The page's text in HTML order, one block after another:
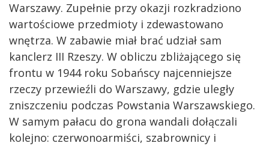
Warszawy. Zupełnie przy okazji rozkradziono
wartościowe przedmioty i zdewastowano
wnętrza. W zabawie miał brać udział sam
kanclerz III Rzeszy. W obliczu zbliżającego się
frontu w 1944 roku Sobańscy najcenniejsze
rzeczy przewieźli do Warszawy, gdzie uległy
zniszczeniu podczas Powstania Warszawskiego.
W samym pałacu do grona wandali dołączali
kolejno: czerwonoarmiści, szabrownicy i